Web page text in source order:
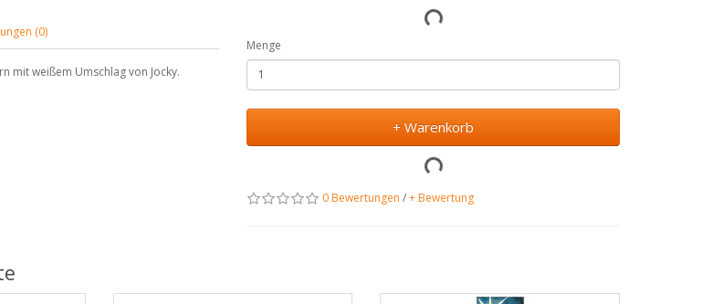
(0)
mit weißem Umschlag von Jocky.
Menge
+ Warenkorb
0 Bewertungen /+ Bewertung